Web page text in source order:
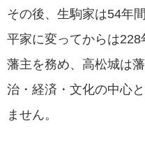
その後、生駒家は54年
平家に変ってからは
藩主を務め、高松城は
治・経済・文化の中心
ません。